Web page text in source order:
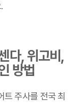
.
다, 위고비,
방법
트 주사를 전국 최